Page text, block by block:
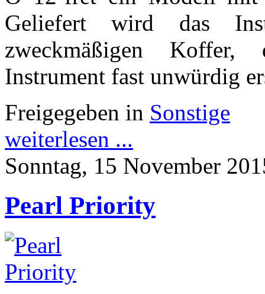
Geliefert wird das
zweckmäßigen
Instrument fast unwürdig
Freigegeben in Sonstige
weiterlesen ...
Sonntag, 15 November
Pearl Priority